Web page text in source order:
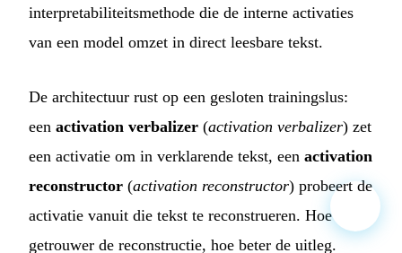
interpretabiliteitsmethode die de interne activaties
van een model omzet in direct leesbare tekst.
De architectuur rust op een gesloten trainingslus:
een activation verbalizer (activation verbalizer) zet
een activatie om in verklarende tekst, een activation
reconstructor (activation reconstructor) probeert de
activatie vanuit die tekst te reconstrueren. Hoe
getrouwer de reconstructie, hoe beter de uitleg.